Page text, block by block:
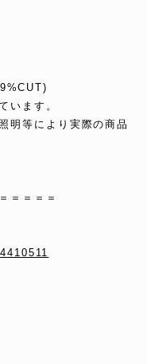
います。
明等により実際の商品
＝＝＝＝